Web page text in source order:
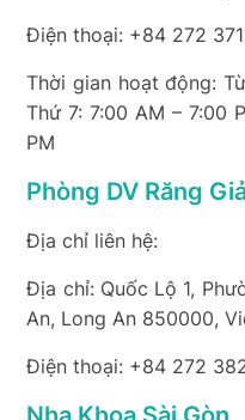
Điện thoại: +84 272
Thời gian hoạt động:
Thứ 7: 7:00 AM – 7:00
PM
Phòng DV Răng
Địa chỉ liên hệ:
Địa chỉ: Quốc Lộ 1,
An, Long An 850000,
Điện thoại: +84 272